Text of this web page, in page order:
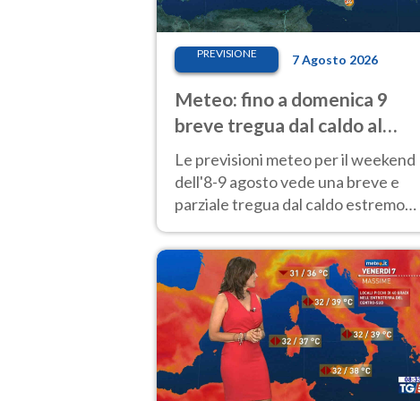
PREVISIONE 7 Agosto 2026
Meteo: fino a domenica 9
breve tregua dal caldo al
Nord! Altrove calura e afa
Le previsioni meteo per il weekend
dell'8-9 agosto vede una breve e
parziale tregua dal caldo estremo
40 gradi.